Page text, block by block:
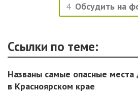
4 Обсудить на
Ссылки по теме:
Названы самые опасные места
в Красноярском крае